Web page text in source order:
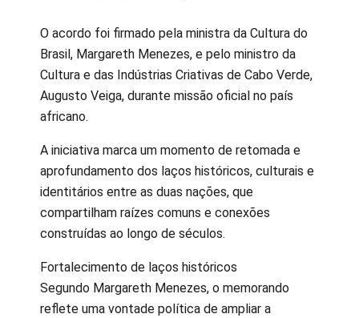
O acordo foi firmado pela ministra da Cultura do
Brasil, Margareth Menezes, e pelo ministro da
Cultura e das Indústrias Criativas de Cabo Verde,
Augusto Veiga, durante missão oficial no país
africano.
A iniciativa marca um momento de retomada e
aprofundamento dos laços históricos, culturais e
identitários entre as duas nações, que
compartilham raízes comuns e conexões
construídas ao longo de séculos.
Fortalecimento de laços históricos
Segundo Margareth Menezes, o memorando
reflete uma vontade política de ampliar a